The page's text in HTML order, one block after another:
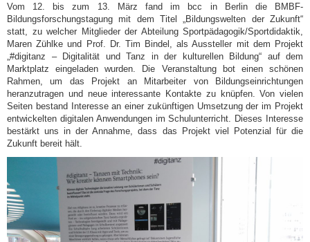
Vom 12. bis zum 13. März fand im bcc in Berlin die BMBF-
Bildungsforschungstagung mit dem Titel „Bildungswelten der Zukunft“
statt, zu welcher Mitglieder der Abteilung Sportpädagogik/Sportdidaktik,
Maren Zühlke und Prof. Dr. Tim Bindel, als Aussteller mit dem Projekt
„#digitanz – Digitalität und Tanz in der kulturellen Bildung“ auf dem
Marktplatz eingeladen wurden. Die Veranstaltung bot einen schönen
Rahmen, um das Projekt an Mitarbeiter von Bildungseinrichtungen
heranzutragen und neue interessante Kontakte zu knüpfen. Von vielen
Seiten bestand Interesse an einer zukünftigen Umsetzung der im Projekt
entwickelten digitalen Anwendungen im Schulunterricht. Dieses Interesse
bestärkt uns in der Annahme, dass das Projekt viel Potenzial für die
Zukunft bereit hält.